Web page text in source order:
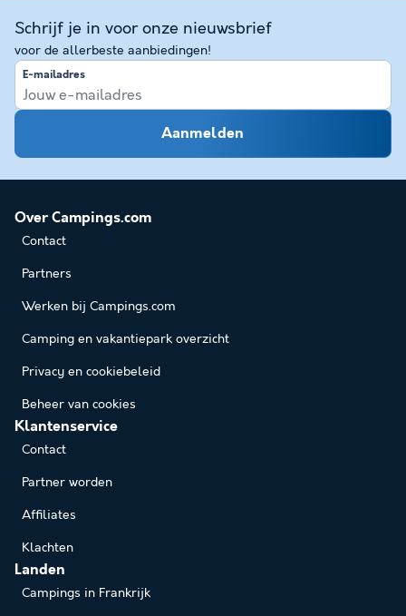
Schrijf je in voor onze nieuwsbrief
voor de allerbeste aanbiedingen!
E-mailadres
Aanmelden
Over Campings.com
Contact
Partners
Werken bij Campings.com
Camping en vakantiepark overzicht
Privacy en cookiebeleid
Beheer van cookies
Klantenservice
Contact
Partner worden
Affiliates
Klachten
Landen
Campings in Frankrijk